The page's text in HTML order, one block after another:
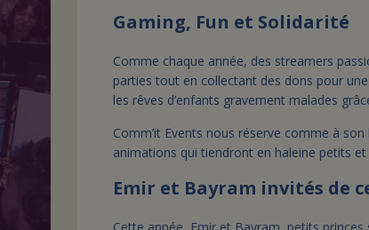
Gaming, Fun et Solidarité
Comme chaque année, des streamers
parties tout en collectant des dons pour
les rêves d’enfants gravement malades
Comm’it Events nous réserve comme à
animations qui tiendront en haleine petits
Emir et Bayram invités de